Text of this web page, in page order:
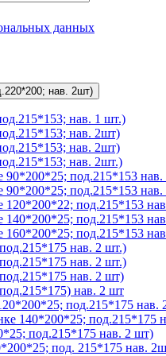
данных
нав. 2шт)
нав. 1 шт.)
нав. 2шт)
нав. 2шт)
нав. 2шт.)
90*200*25; под.215*153
90*200*25; под.215*153
120*200*22; под.215*153
140*200*25; под.215*153
160*200*25; под.215*153
нав. 2 шт.)
нав. 2 шт.)
нав. 2 шт)
нав. 2 шт
под.215*175 нав.
140*200*25; под.215*175
под.215*175 нав. 2 шт)
под. 215*175 нав.